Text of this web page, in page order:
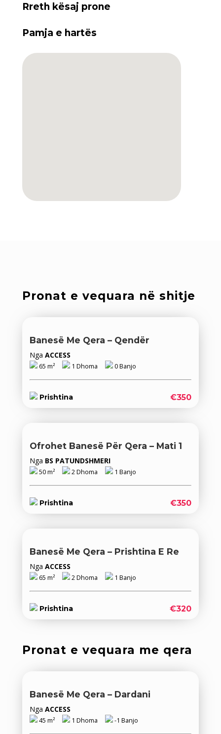
Rreth kësaj prone
Pamja e hartës
Pronat e vequara në shitje
Banesë Me Qera – Qendër
Nga ACCESS
65 m² 1 Dhoma 0 Banjo
Prishtina €350
Ofrohet Banesë Për Qera – Mati 1
Nga BS PATUNDSHMERI
50 m² 2 Dhoma 1 Banjo
Prishtina €350
Banesë Me Qera – Prishtina E Re
Nga ACCESS
65 m² 2 Dhoma 1 Banjo
Prishtina €320
Pronat e vequara me qera
Banesë Me Qera – Dardani
Nga ACCESS
45 m² 1 Dhoma -1 Banjo